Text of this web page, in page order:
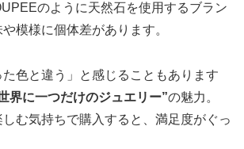
のように天然石を使用するブラン
模様に個体差があります。
色と違う」と感じることもあります
界に一つだけのジュエリー”の魅力。
む気持ちで購入すると、満足度がぐっ